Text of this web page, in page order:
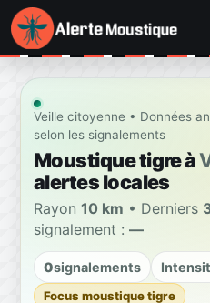
Veille citoyenne • Données
selon les signalements
Moustique tigre à
alertes locales
Rayon 10 km • Derniers
signalement : —
0signalements
Focus moustique tigre